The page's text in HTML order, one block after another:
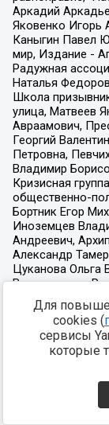
Для
cookies (
сервисы
которые